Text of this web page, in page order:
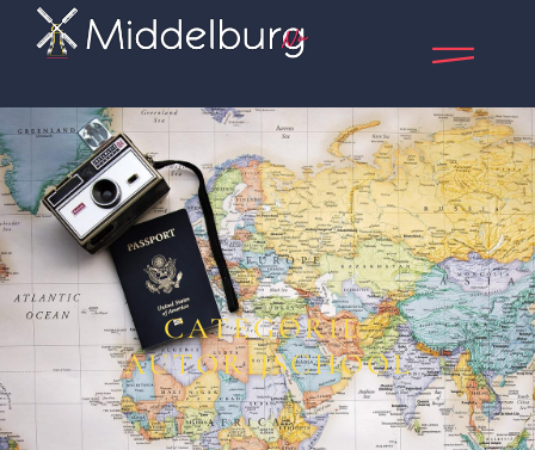
CATEGORIE:
AUTORIJSCHOOL